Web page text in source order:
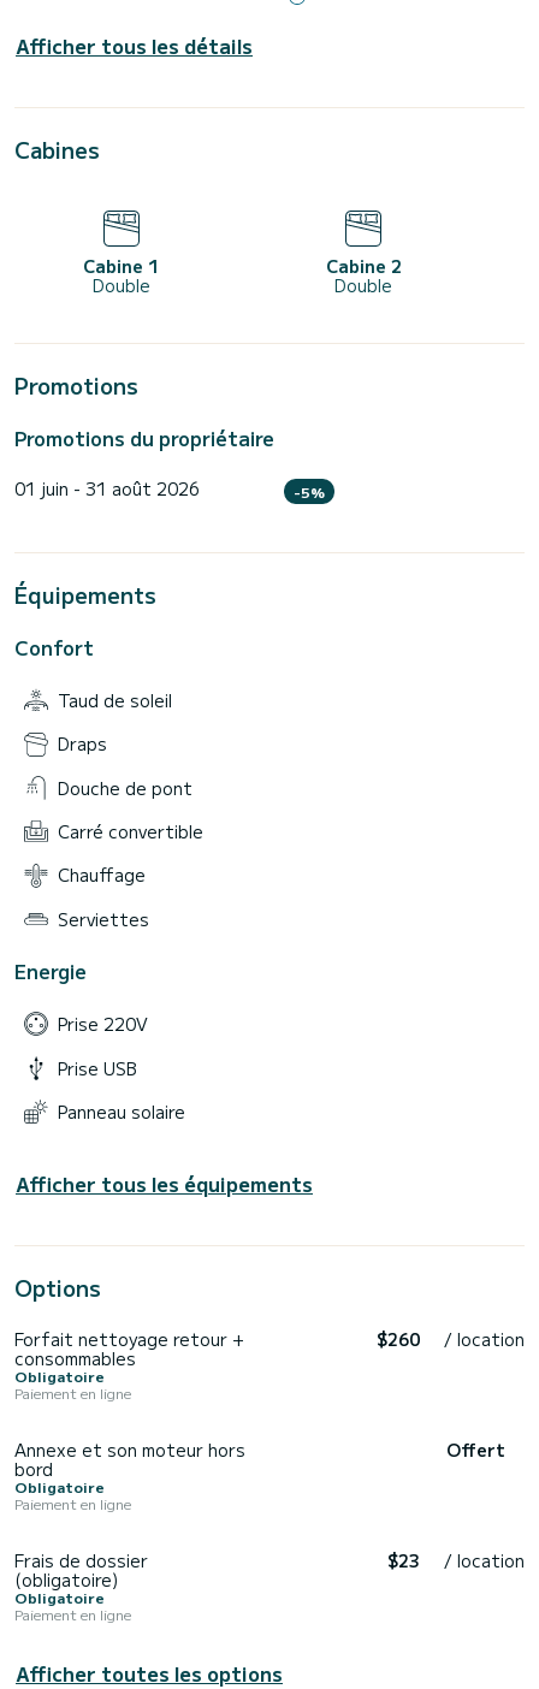
Afficher tous les détails
Cabines
Cabine 1
Double
Cabine 2
Double
Promotions
Promotions du propriétaire
01 juin - 31 août 2026 -5%
Équipements
Confort
Taud de soleil
Draps
Douche de pont
Carré convertible
Chauffage
Serviettes
Energie
Prise 220V
Prise USB
Panneau solaire
Afficher tous les équipements
Options
Forfait nettoyage retour +
consommables
Obligatoire
Paiement en ligne
$260 / location
Annexe et son moteur hors
bord
Obligatoire
Paiement en ligne
Offert
Frais de dossier
(obligatoire)
Obligatoire
Paiement en ligne
$23 / location
Afficher toutes les options